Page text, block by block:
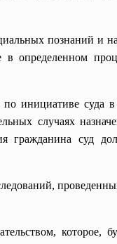
познаний и
определенном
инициативе суда в
случаях
гражданина суд
которое,